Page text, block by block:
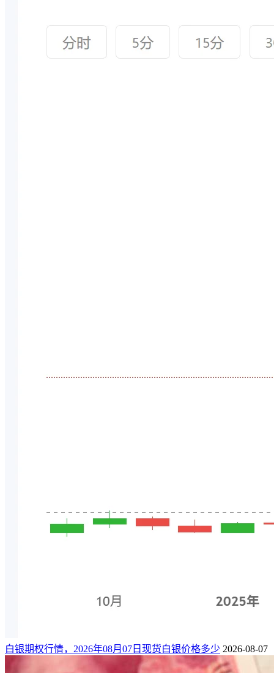
白银期权行情，2026年08月07日现货白银价格多少 2026-08-07